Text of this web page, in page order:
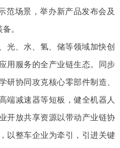
范场景，举办新产品发布会及
。
光、水、氢、储等领域加快创
用服务的全产业链生态。同步
研协同攻克核心零部件制造、
端减速器等短板，健全机器人
开放共享资源以带动产业链协
以整车企业为牵引，引进关键